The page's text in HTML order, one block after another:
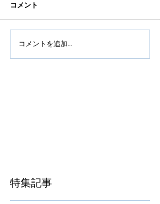
コメント
コメントを追加…
特集記事